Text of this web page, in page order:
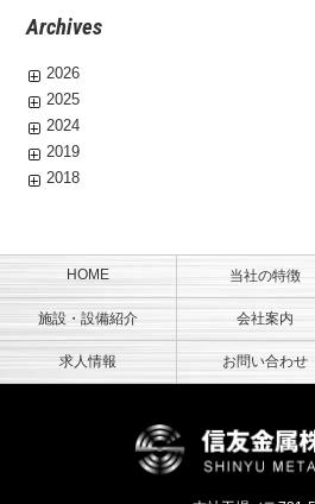
Archives
2026
2025
2024
2019
2018
HOME 当社の特徴
施設・設備紹介 会社案内
求人情報 お問い合わせ